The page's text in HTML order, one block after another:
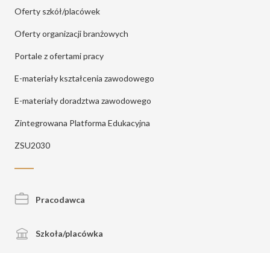
Oferty szkół/placówek
Oferty organizacji branżowych
Portale z ofertami pracy
E-materiały kształcenia zawodowego
E-materiały doradztwa zawodowego
Zintegrowana Platforma Edukacyjna
ZSU2030
Pracodawca
Szkoła/placówka